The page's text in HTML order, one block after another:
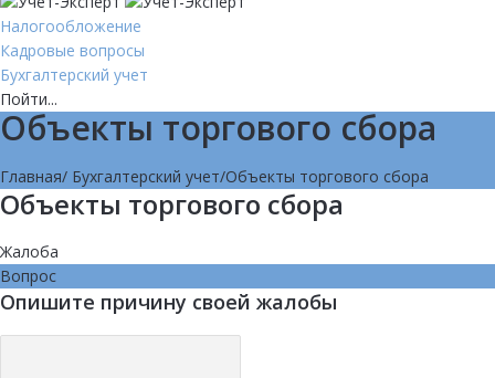
Налогообложение
Кадровые вопросы
Бухгалтерский учет
Пойти...
Объекты торгового сбора
Главная/ Бухгалтерский учет/Объекты торгового сбора
Объекты торгового сбора
Жалоба
Вопрос
Опишите причину своей жалобы